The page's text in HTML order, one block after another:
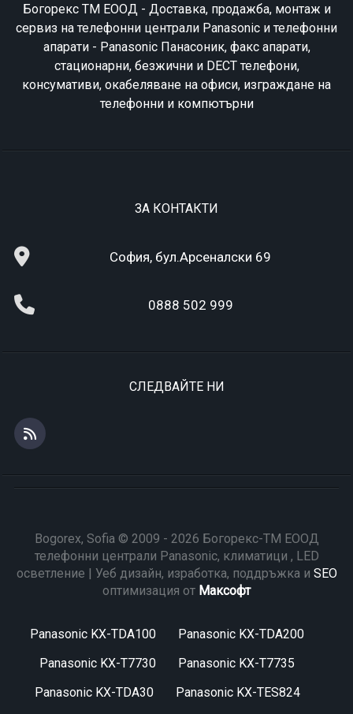
Богорекс ТМ ЕООД - Доставка, продажба, монтаж и
сервиз на телефонни централи Panasonic и телефонни
апарати - Panasonic Панасоник, факс апарати,
стационарни, безжични и DECT телефони,
консумативи, окабеляване на офиси, изграждане на
телефонни и компютърни
ЗА КОНТАКТИ
София, бул.Арсеналски 69
0888 502 999
СЛЕДВАЙТЕ НИ
Bogorex, Sofia © 2009 - 2026 Богорекс-ТМ ЕООД
телефонни централи Panasonic, климатици , LED
осветление | Уеб дизайн, изработка, поддръжка и SEO
оптимизация от Максофт
Panasonic KX-TDA100
Panasonic KX-TDA200
Panasonic KX-T7730
Panasonic KX-T7735
Panasonic KX-TDA30
Panasonic KX-TES824